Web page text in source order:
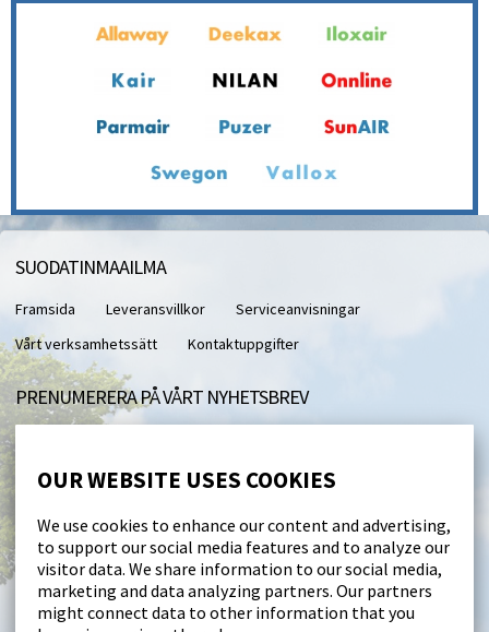
OUR WEBSITE USES COOKIES
We use cookies to enhance our content and advertising,
to support our social media features and to analyze our
visitor data. We share information to our social media,
marketing and data analyzing partners. Our partners
might connect data to other information that you
SUODATINMAAILMA
Framsida Leveransvillkor
Serviceanvisningar
Vårt verksamhetssätt
Kontaktuppgifter
PRENUMERERA PÅ VÅRT NYHETSBREV
Beställ
FÖLJ OSS